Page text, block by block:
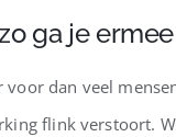
ga je
dan veel
flink verstoort.